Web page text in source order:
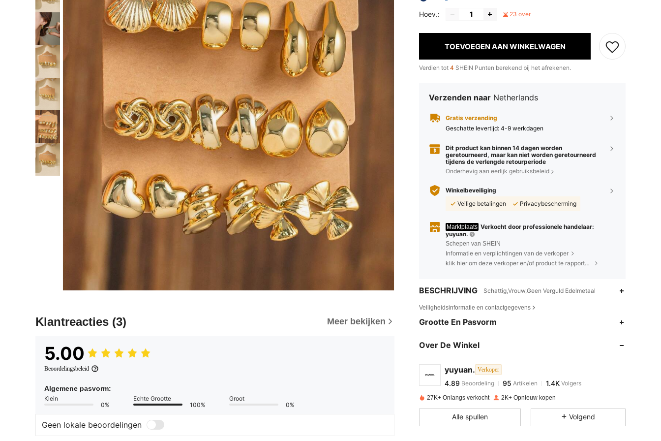
Klantreacties (3) Meer bekijken
5.00
Beoordelingsbeleid
Algemene pasvorm:
Klein
0%
Echte Grootte
100%
Groot
0%
Geen lokale beoordelingen
Hoev.: 23 over
TOEVOEGEN AAN WINKELWAGEN
Verdien tot 4 SHEIN Punten berekend bij het afrekenen.
Verzenden naar Netherlands
Gratis verzending
Geschatte levertijd: 4-9 werkdagen
Dit product kan binnen 14 dagen worden
geretourneerd, maar kan niet worden geretourneerd
tijdens de verlengde retourperiode
Onderhevig aan eerlijk gebruiksbeleid
Winkelbeveiliging
Veilige betalingen
Privacybescherming
Marktplaats Verkocht door professionele handelaar:
yuyuan.
Schepen van SHEIN
Informatie en verplichtingen van de verkoper
klik hier om deze verkoper en/of product te rapporteren.
BESCHRIJVING Schattig,Vrouw,Geen Verguld Edelmetaal
Veiligheidsinformatie en contactgegevens
Grootte En Pasvorm
Over De Winkel
yuyuan. Verkoper
4.89
4.89
4.89 Beoordeling
q***dbetaalde 1 dag geleden
27K+ Onlangs verkocht 2K+ Opnieuw kopen
Alle spullen Volgend